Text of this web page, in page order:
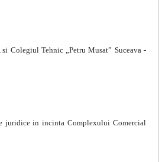
Colegiul Tehnic „Petru Musat” Suceava -
juridice in incinta Complexului Comercial